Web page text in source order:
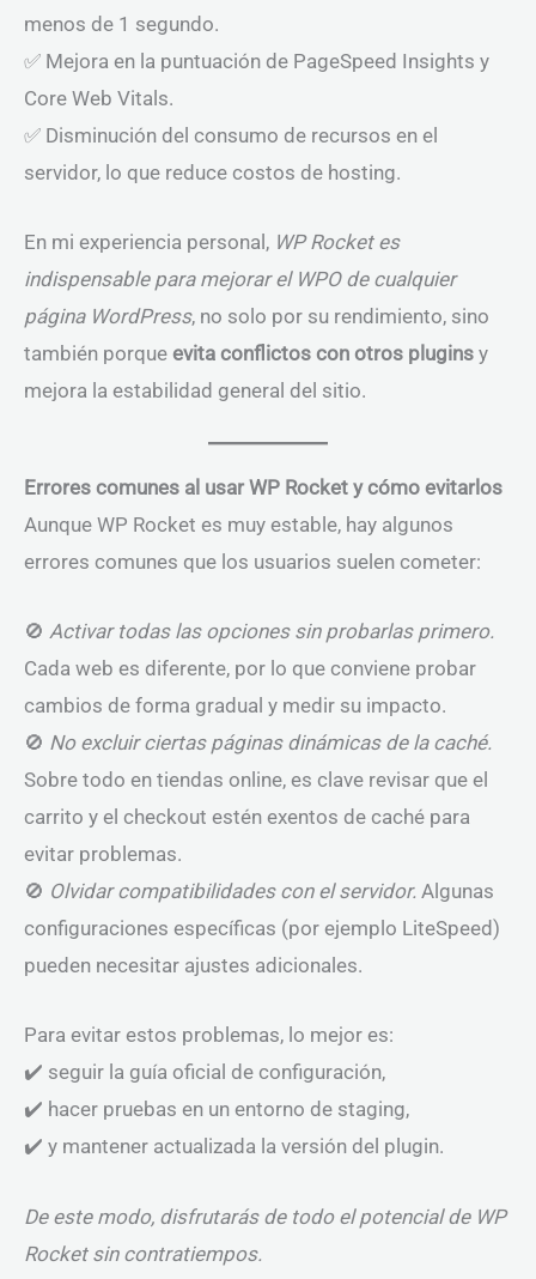
menos de 1 segundo.
✅ Mejora en la puntuación de PageSpeed Insights y
Core Web Vitals.
✅ Disminución del consumo de recursos en el
servidor, lo que reduce costos de hosting.
En mi experiencia personal, WP Rocket es
indispensable para mejorar el WPO de cualquier
página WordPress, no solo por su rendimiento, sino
también porque evita conflictos con otros plugins y
mejora la estabilidad general del sitio.
Errores comunes al usar WP Rocket y cómo evitarlos
Aunque WP Rocket es muy estable, hay algunos
errores comunes que los usuarios suelen cometer:
🚫 Activar todas las opciones sin probarlas primero.
Cada web es diferente, por lo que conviene probar
cambios de forma gradual y medir su impacto.
🚫 No excluir ciertas páginas dinámicas de la caché.
Sobre todo en tiendas online, es clave revisar que el
carrito y el checkout estén exentos de caché para
evitar problemas.
🚫 Olvidar compatibilidades con el servidor. Algunas
configuraciones específicas (por ejemplo LiteSpeed)
pueden necesitar ajustes adicionales.
Para evitar estos problemas, lo mejor es:
✔️ seguir la guía oficial de configuración,
✔️ hacer pruebas en un entorno de staging,
✔️ y mantener actualizada la versión del plugin.
De este modo, disfrutarás de todo el potencial de WP
Rocket sin contratiempos.